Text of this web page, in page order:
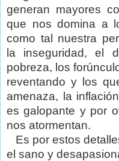
generan mayores
que nos domina a
como tal nuestra
la inseguridad, el
pobreza, los
reventando y los
amenaza, la
es galopante y por
nos atormentan.
Es por estos
el sano y